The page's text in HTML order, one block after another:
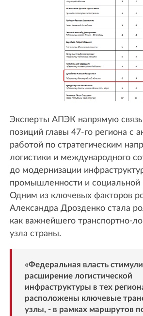
Эксперты АПЭК напрямую
позиций главы 47-го региона с
работой по стратегическим
логистики и международного
до модернизации
промышленности и социальной
Одним из ключевых факторов
Александра Дрозденко стала
как важнейшего транспортно-
узла страны.
«Федеральная власть
расширение логистической
инфраструктуры в тех
расположены ключевые
узлы, - в рамках маршрутов